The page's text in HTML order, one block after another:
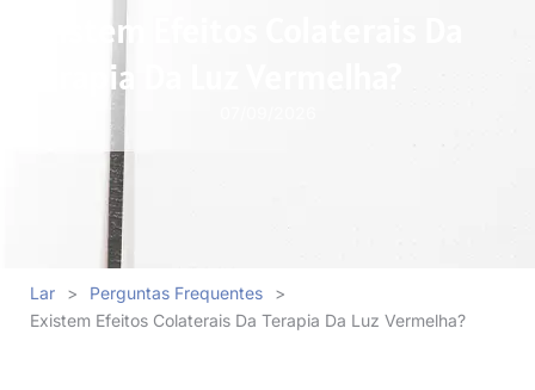
Existem Efeitos Colaterais Da
Terapia Da Luz Vermelha?
Lar > Perguntas Frequentes
>
Existem Efeitos Colaterais Da Terapia Da Luz Vermelha?